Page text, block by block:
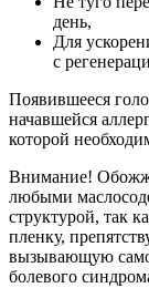
день,
Для
с
Появившееся
начавшейся
которой
Внимание!
любыми
структурой, так
пленку,
вызывающую
болевого